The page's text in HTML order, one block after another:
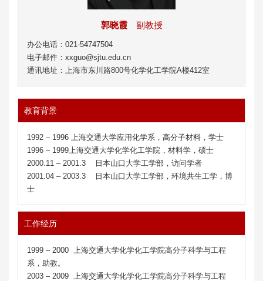
郭晓霞 副教授
办公电话：021-54747504
电子邮件：xxguo@sjtu.edu.cn
通讯地址：上海市东川路800号化学化工学院A楼412室
教育背景
1992 – 1996 上海交通大学应用化学系，高分子材料，学士
1996 – 1999上海交通大学化学化工学院，材料学，硕士
2000.11 – 2001.3 日本山口大学工学部，访问学者
2001.04 – 2003.3 日本山口大学工学部，环境共生工学，博
士
工作经历
1999 – 2000 上海交通大学化学化工学院高分子科学与工程
系，助教。
2003 – 2009 上海交通大学化学化工学院高分子科学与工程